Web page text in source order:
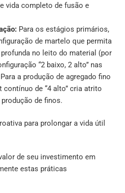
vida completo de fusão e
Para os estágios primários,
de martelo que permita
no leito do material (por
“2 baixo, 2 alto” nas
a produção de agregado fino
contínuo de “4 alto” cria atrito
de finos.
para prolongar a vida útil
de seu investimento em
estas práticas